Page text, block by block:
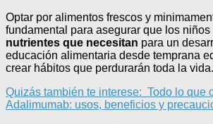
Optar por alimentos frescos y
fundamental para asegurar que los
nutrientes que necesitan para un
educación alimentaria desde temprana
crear hábitos que perdurarán toda la vida.
Quizás también te interese: Todo lo que
Adalimumab: usos, beneficios y